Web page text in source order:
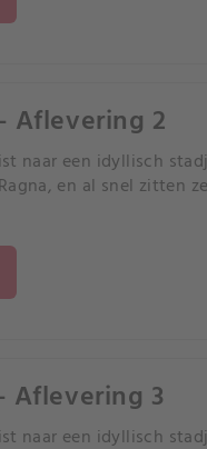
Aflevering 2
naar een idyllisch
en al snel zitten
Aflevering 3
naar een idyllisch